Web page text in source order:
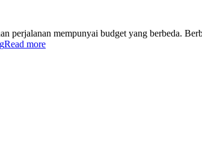
perjalanan mempunyai budget yang berbeda.
Read more